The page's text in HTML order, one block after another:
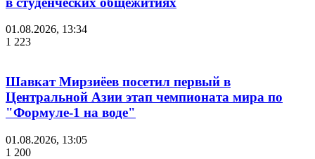
01.08.2026, 13:34
1 223
Шавкат Мирзиёев посетил первый в
Центральной Азии этап чемпионата мира по
"Формуле-1 на воде"
01.08.2026, 13:05
1 200